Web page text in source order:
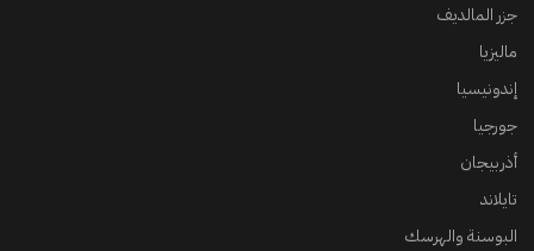
جزر المالديف
ماليزيا
إندونيسيا
جورجيا
أذربيجان
تايلاند
البوسنة والهرسك